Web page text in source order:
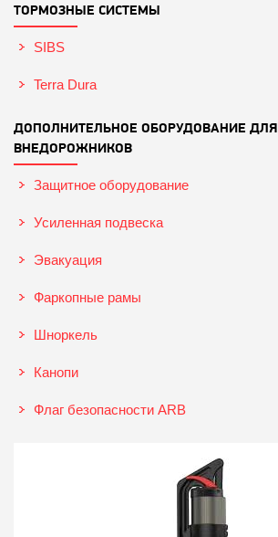
ТОРМОЗНЫЕ СИСТЕМЫ
SIBS
Terra Dura
ДОПОЛНИТЕЛЬНОЕ ОБОРУДОВАНИЕ ДЛЯ
ВНЕДОРОЖНИКОВ
Защитное оборудование
Усиленная подвеска
Эвакуация
Фаркопные рамы
Шноркель
Канопи
Флаг безопасности ARB